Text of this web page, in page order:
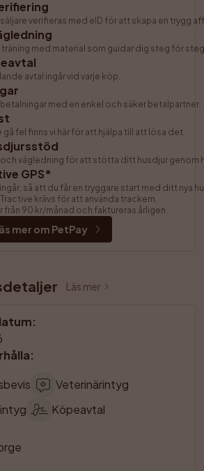
verifieras med eID för att skapa en trygg
med material som guidar dig steg för
avtal ingår vid varje köp.
med en enkel och säker betalpartner.
gå fel finns vi här för att hjälpa till att lösa det.
vägledning för att stötta ditt husdjur genom
GPS*
ingår, så att du får en tryggare start med ditt nya
krävs för att använda trackern.
90 kr/månad och faktureras årligen.
mer om PetPay
Läs mer
:
:
Veterinärintyg
Köpeavtal